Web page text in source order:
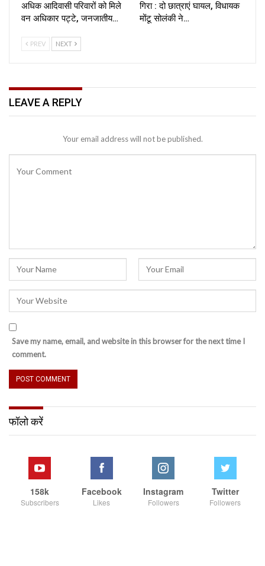
अधिक आदिवासी परिवारों को मिले
वन अधिकार पट्टे, जनजातीय…
गिरा : दो छात्राएं घायल, विधायक
मोंटू सोलंकी ने…
PREV NEXT
LEAVE A REPLY
Your email address will not be published.
Save my name, email, and website in this browser for the next time I
comment.
फॉलो करें
158k
Subscribers
Facebook
Likes
Instagram
Followers
Twitter
Followers